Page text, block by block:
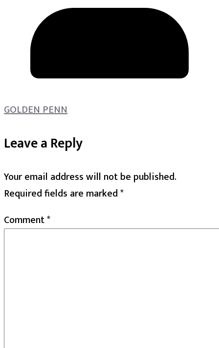
GOLDEN PENN
Leave a Reply
Your email address will not be published.
Required fields are marked*
Comment*